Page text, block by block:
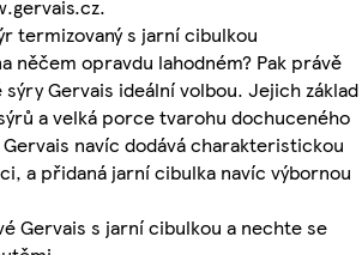
termizovaný s jarní cibulkou
něčem opravdu lahodném? Pak právě
Gervais ideální volbou. Jejich základ
a velká porce tvarohu dochuceného
navíc dodává charakteristickou
a přidaná jarní cibulka navíc výbornou
Gervais s jarní cibulkou a nechte se